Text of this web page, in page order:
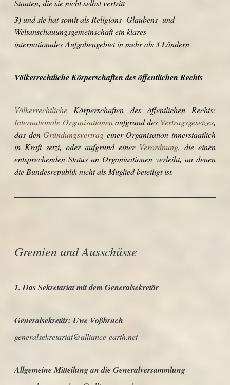
Staaten, die sie nicht selbst vertritt
3)und sie hat somit als Religions- Glaubens- und
Weltanschauungsgemeinschaft ein klares
internationales Aufgabengebiet in mehr als 3 Ländern
Völkerrechtliche Körperschaften des öffentlichen Rechts
Völkerrechtliche Körperschaften des öffentlichen Rechts:
Internationale Organisationenaufgrund des Vertragsgesetzes,
das den Gründungsvertrag einer Organisation innerstaatlich
in Kraft setzt, oder aufgrund einer Verordnung, die einen
entsprechenden Status an Organisationen verleiht, an denen
die Bundesrepublik nicht als Mitglied beteiligt ist.
Gremien und Ausschüsse
1. Das Sekretariat mit dem Generalsekretär
Generalsekretär: Uwe Voßbruch
generalsekretariat@alliance-earth.net
Allgemeine Mitteilung an die Generalversammlung